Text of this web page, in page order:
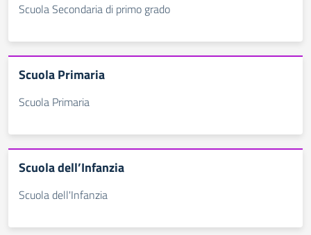
Scuola Secondaria di primo grado
Scuola Primaria
Scuola Primaria
Scuola dell’Infanzia
Scuola dell'Infanzia